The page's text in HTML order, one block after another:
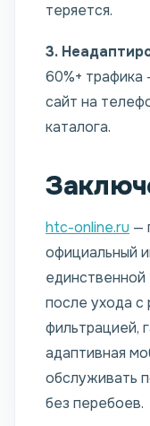
теряется.
3.
60%+
сайт на
каталога.
htc-online.ru —
официальный
единственной
после ухода с
фильтрацией,
адаптивная
обслуживать
без перебоев.